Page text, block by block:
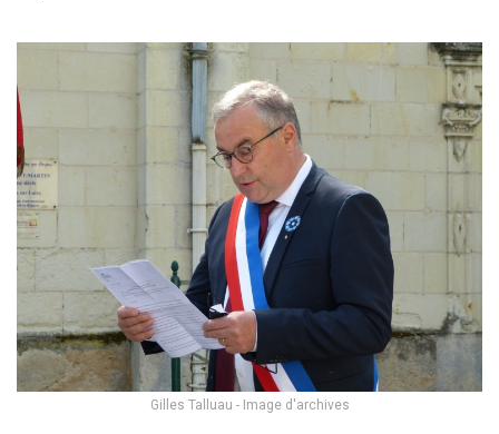
Gilles Talluau - Image d'archives